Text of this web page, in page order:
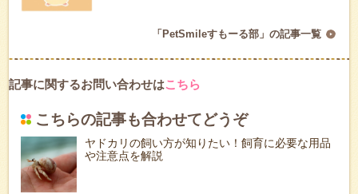
「PetSmileすもーる部」の記事一覧
記事に関するお問い合わせはこちら
こちらの記事も合わせてどうぞ
ヤドカリの飼い方が知りたい！飼育に必要な用品
や注意点を解説